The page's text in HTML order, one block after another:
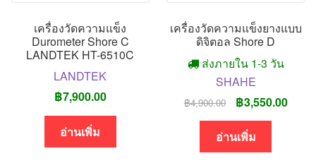
เครื่องวัดความแข็ง
Durometer Shore C
LANDTEK HT-6510C
LANDTEK
฿7,900.00
อ่านเพิ่ม
เครื่องวัดความแข็งยางแบบ
ดิจิตอล Shore D
ส่งภายใน 1-3 วัน
SHAHE
฿4,900.00
Original
price
was:
฿4,900.00.
฿3,550.00
อ่านเพิ่ม